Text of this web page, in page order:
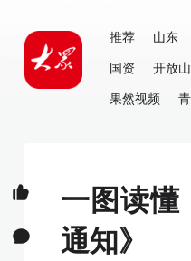
推荐 山东
国资
开放
果然视频
一图读懂
通知》